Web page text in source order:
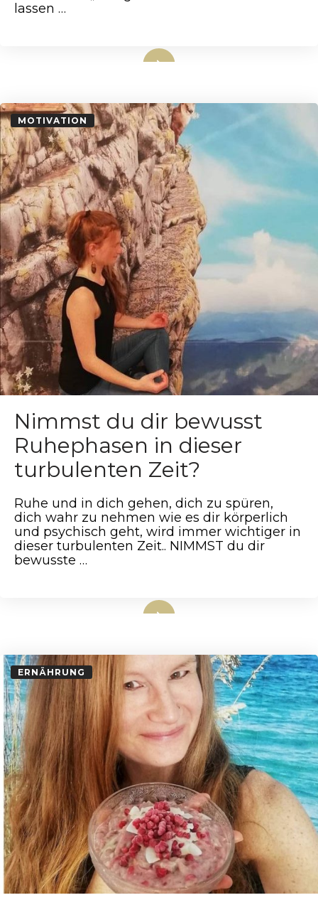
lassen …
MOTIVATION
Nimmst du dir bewusst
Ruhephasen in dieser
turbulenten Zeit?
Ruhe und in dich gehen, dich zu spüren,
dich wahr zu nehmen wie es dir körperlich
und psychisch geht, wird immer wichtiger in
dieser turbulenten Zeit.. NIMMST du dir
bewusste …
ERNÄHRUNG